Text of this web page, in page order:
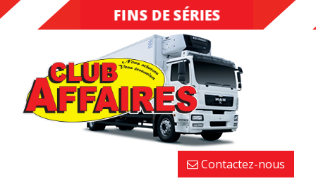
DESTOCKAGE
FINS DE SÉRIES
Contactez-nous